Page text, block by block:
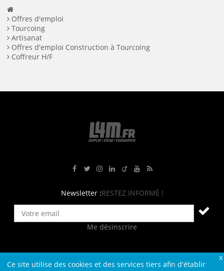
Ce site utilise des cookies et des services tiers afin d'établir
Offres d'emploi
Tourcoing
Artisanat
Offres d'emploi Construction à Tourcoing
Coffreur H/F
Newsletter :RESTEZ INFORMÉ !
Me désinscrire